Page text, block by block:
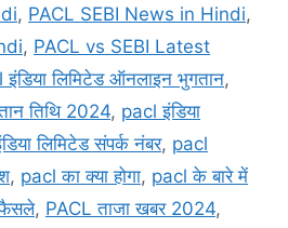
, PACL SEBI News in Hindi,
, PACL vs SEBI Latest
इंडिया लिमिटेड ऑनलाइन भुगतान,
तिथि 2024, pacl इंडिया
लिमिटेड संपर्क नंबर, pacl
, pacl का क्या होगा, pacl के बारे में
फैसले, PACL ताजा खबर 2024,